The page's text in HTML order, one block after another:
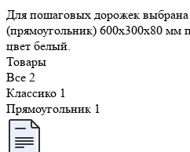
Для пошаговых дорожек
(прямоугольник) 600х300х80 мм
цвет белый.
Товары
Все 2
Классико 1
Прямоугольник 1